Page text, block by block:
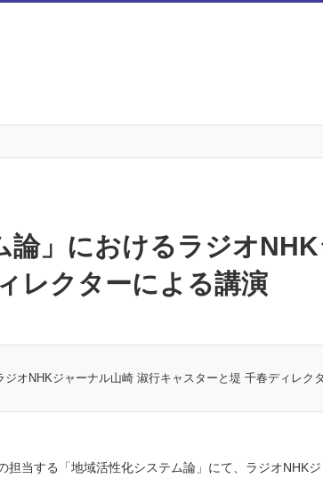
論」におけるラジオ
レクターによる講演
ジオNHKジャーナル山崎 淑行キャスターと堤 千春ディレク
担当する「地域活性化システム論」にて、ラジオNHK